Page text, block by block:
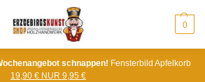
0
schnappen! Fensterbild Apfelkorb
19,90 € NUR 9,95 €